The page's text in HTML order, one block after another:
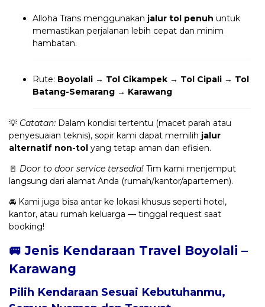
Alloha Trans menggunakan jalur tol penuh untuk
memastikan perjalanan lebih cepat dan minim
hambatan.
Rute: Boyolali → Tol Cikampek → Tol Cipali → Tol
Batang-Semarang → Karawang
💡 Catatan: Dalam kondisi tertentu (macet parah atau
penyesuaian teknis), sopir kami dapat memilih jalur
alternatif non-tol yang tetap aman dan efisien.
🚪 Door to door service tersedia! Tim kami menjemput
langsung dari alamat Anda (rumah/kantor/apartemen).
🚘 Kami juga bisa antar ke lokasi khusus seperti hotel,
kantor, atau rumah keluarga — tinggal request saat
booking!
🚐 Jenis Kendaraan Travel Boyolali –
Karawang
Pilih Kendaraan Sesuai Kebutuhanmu,